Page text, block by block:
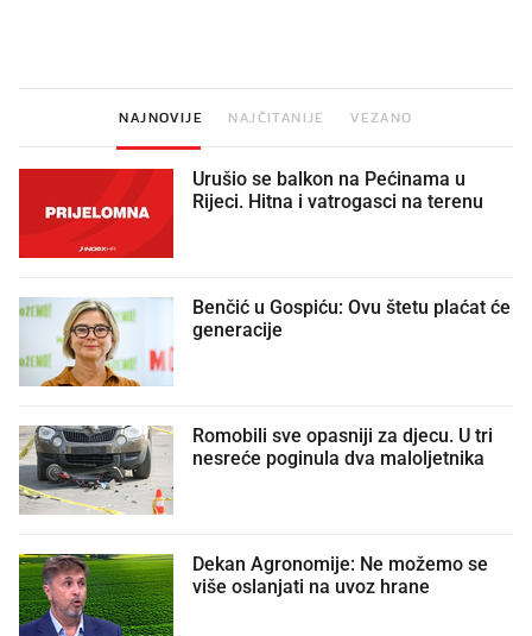
NAJNOVIJE NAJČITANIJE VEZANO
Urušio se balkon na Pećinama u
Rijeci. Hitna i vatrogasci na terenu
Benčić u Gospiću: Ovu štetu plaćat će
generacije
Romobili sve opasniji za djecu. U tri
nesreće poginula dva maloljetnika
Dekan Agronomije: Ne možemo se
više oslanjati na uvoz hrane